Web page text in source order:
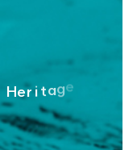
Her itage